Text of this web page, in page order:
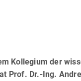
Kollegium der
Prof. Dr.-Ing.